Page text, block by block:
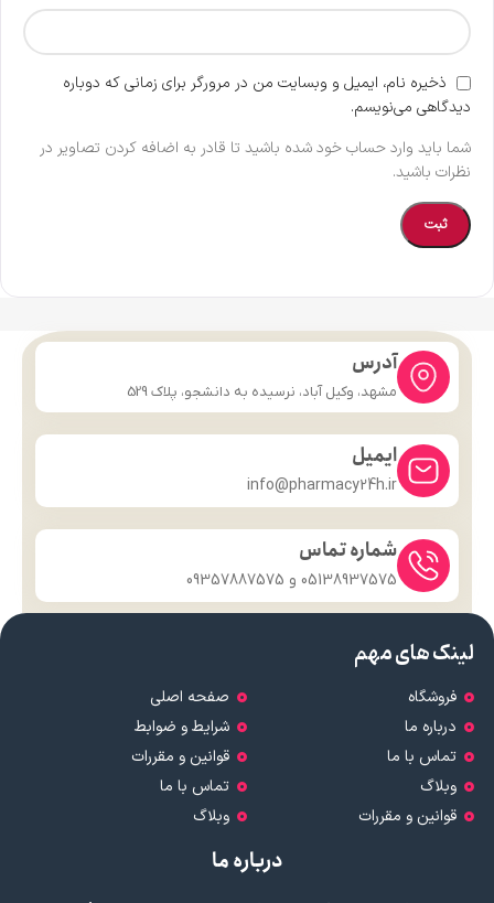
ذخیره نام، ایمیل و وبسایت من در مرورگر برای زمانی که دوباره
دیدگاهی می‌نویسم.
شما باید وارد حساب خود شده باشید تا قادر به اضافه کردن تصاویر در
نظرات باشید.
آدرس
مشهد، وکیل آباد، نرسیده به دانشجو، پلاک 529
ایمیل
info@pharmacy24h.ir
شماره تماس
05138937575 و 09357887575
لینک های مهم
فروشگاه
درباره ما
تماس با ما
وبلاگ
قوانین و مقررات
صفحه اصلی
شرایط و ضوابط
قوانین و مقررات
تماس با ما
وبلاگ
درباره ما